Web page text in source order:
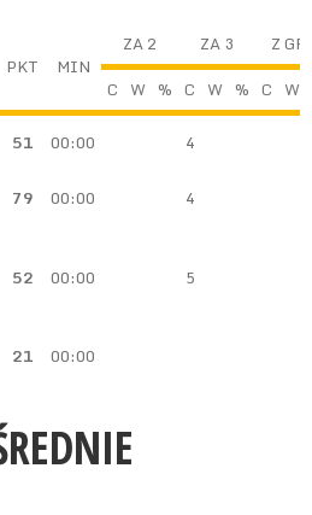
PKT MIN
ZA 2 ZA 3
Z
C W % C W % C W
51 00:00 4
79 00:00 4
52 00:00 5
21 00:00